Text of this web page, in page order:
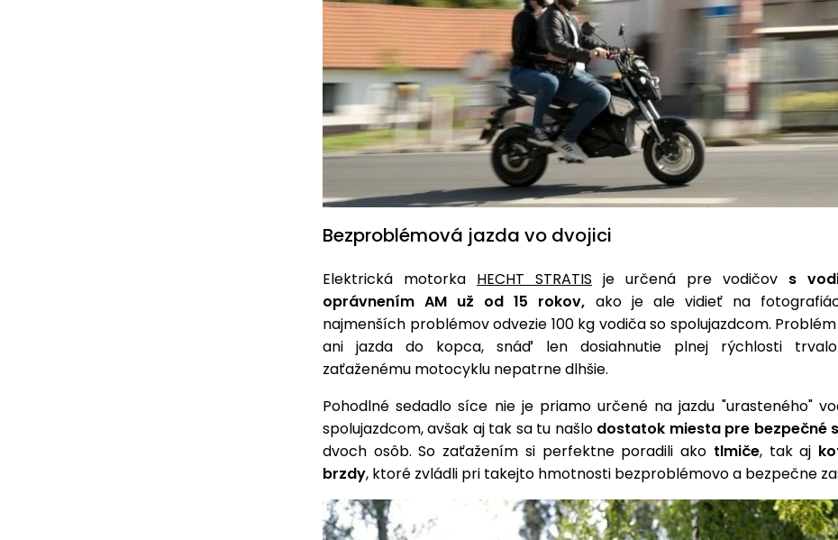
Bezproblémová jazda vo dvojici
Elektrická motorka HECHT STRATIS je určená pre vodičov s
oprávnením AM už od 15 rokov, ako je ale vidieť na
najmenších problémov odvezie 100 kg vodiča so spolujazdcom.
ani jazda do kopca, snáď len dosiahnutie plnej rýchlosti
zaťaženému motocyklu nepatrne dlhšie.
Pohodlné sedadlo síce nie je priamo určené na jazdu "urasteného"
spolujazdcom, avšak aj tak sa tu našlo dostatok miesta pre bezpečné
dvoch osôb. So zaťažením si perfektne poradili ako tlmiče, tak aj
brzdy, ktoré zvládli pri takejto hmotnosti bezproblémovo a bezpečne